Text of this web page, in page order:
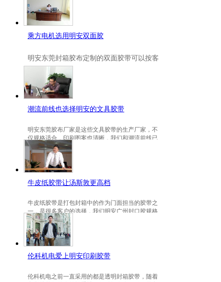
乘方电机选用明安双面胶
明安东莞封箱胶布定制 的双面胶带可以按客
是可以定做的，不仅如此，规格也是可以定
做的。
潮流前线也选择明安的文具胶带
明安东莞胶布厂家是这些文具胶带的生产厂家，不
仅规格适合，印刷图案也清晰，我们和潮流前线已
有3年的稳定合作关系。
牛皮纸胶带让汤斯敦更高档
牛皮纸胶带是打包封箱中的作为门面担当的胶带之
一，是很多客户的选择，我们明安广州封口胶规格
包装的牛皮纸胶带就是汤斯敦的选择。
伦科机电爱上明安印刷胶带
伦科机电之前一直采用的都是透明封箱胶带，随着